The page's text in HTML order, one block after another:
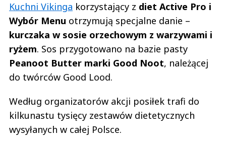
Kuchni Vikinga korzystający z diet Active Pro i
Wybór Menu otrzymują specjalne danie –
kurczaka w sosie orzechowym z warzywami i
ryżem. Sos przygotowano na bazie pasty
Peanoot Butter marki Good Noot, należącej
do twórców Good Lood.
Według organizatorów akcji posiłek trafi do
kilkunastu tysięcy zestawów dietetycznych
wysyłanych w całej Polsce.